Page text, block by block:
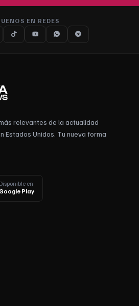
EN REDES
relevantes de la actualidad
Estados Unidos. Tu nueva forma
Disponible en
Google Play